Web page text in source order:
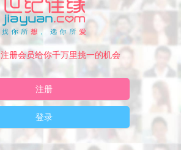
注册会员给你千万里挑一的机会
注册
登录